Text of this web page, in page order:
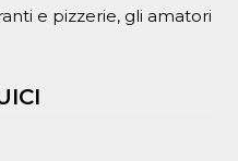
e pizzerie, gli amatori